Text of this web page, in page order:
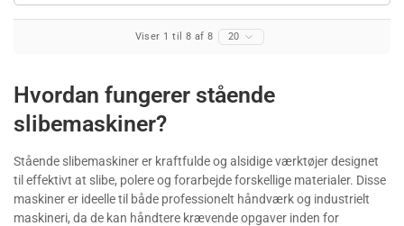
Viser 1 til 8 af 8 20
Hvordan fungerer stående
slibemaskiner?
Stående slibemaskiner er kraftfulde og alsidige værktøjer designet
til effektivt at slibe, polere og forarbejde forskellige materialer. Disse
maskiner er ideelle til både professionelt håndværk og industrielt
maskineri, da de kan håndtere krævende opgaver inden for